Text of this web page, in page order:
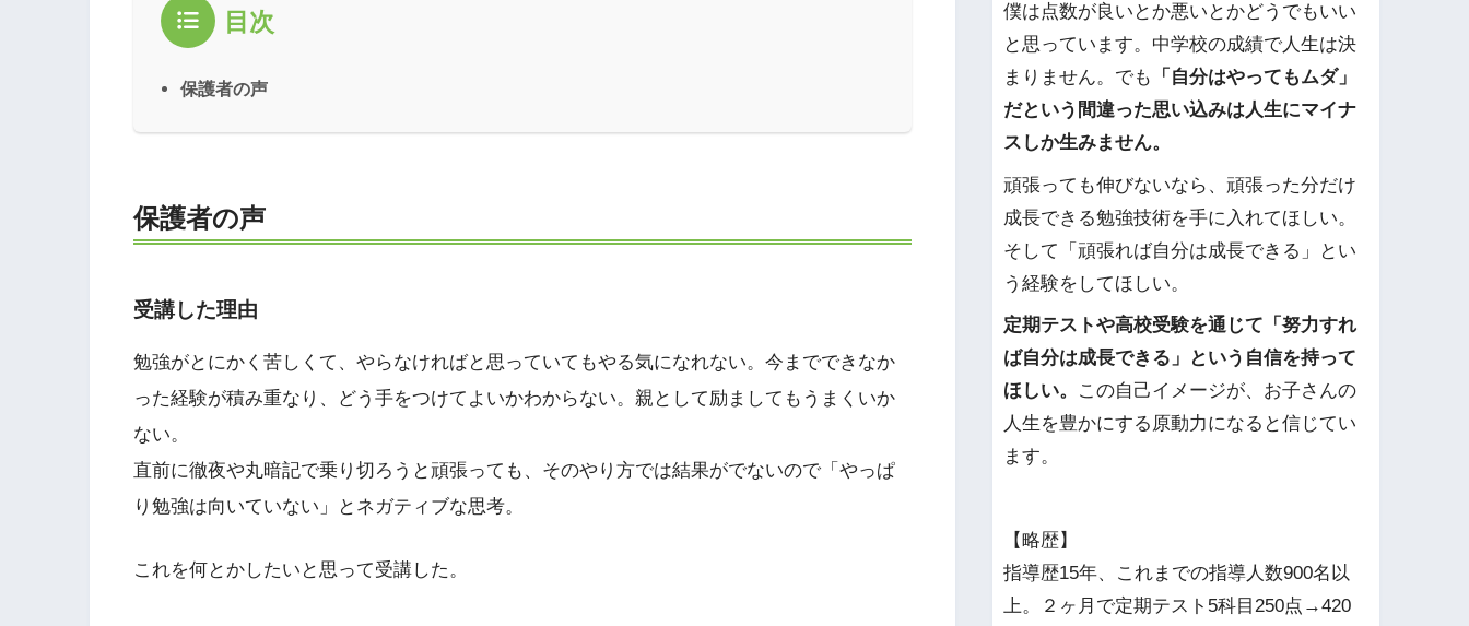
目次
保護者の声
保護者の声
受講した理由
勉強がとにかく苦しくて、やらなければと思っていてもやる気になれない。今までできなか
った経験が積み重なり、どう手をつけてよいかわからない。親として励ましてもうまくいか
ない。
直前に徹夜や丸暗記で乗り切ろうと頑張っても、そのやり方では結果がでないので「やっぱ
り勉強は向いていない」とネガティブな思考。
これを何とかしたいと思って受講した。
僕は点数が良いとか悪いとかどうでもいい
と思っています。中学校の成績で人生は決
まりません。でも
「自分はやってもムダ」
だという間違った思い込みは人生にマイナ
スしか生みません。
頑張っても伸びないなら、頑張った分だけ
成長できる勉強技術を手に入れてほしい。
そして「頑張れば自分は成長できる」とい
う経験をしてほしい。
定期テストや高校受験を通じて「努力すれ
ば自分は成長できる」という自信を持って
ほしい。
この自己イメージが、お子さんの
人生を豊かにする原動力になると信じてい
ます。
【略歴】
指導歴15年、これまでの指導人数900名以
上。２ヶ月で定期テスト5科目250点→420